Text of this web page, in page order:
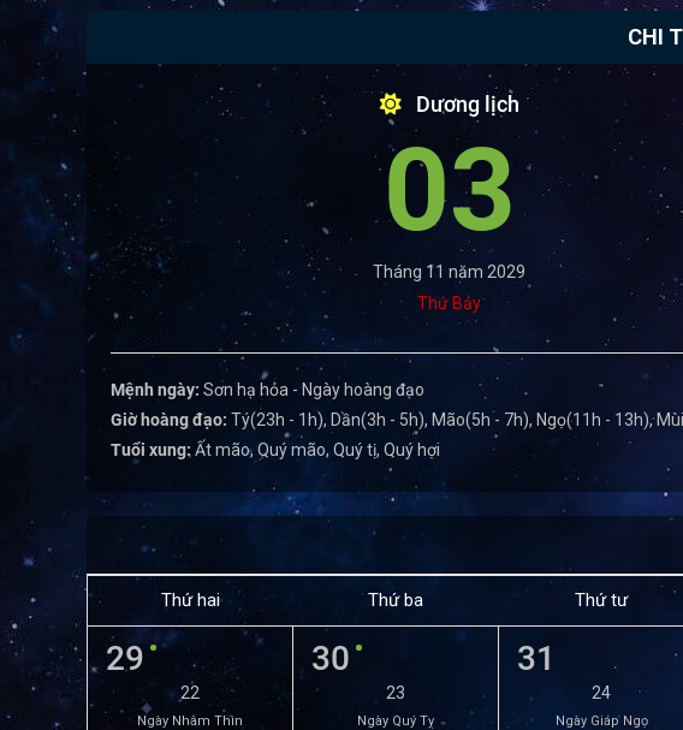
CHI
Dương lịch
03
Tháng 11 năm 2029
Thứ Bảy
Mệnh ngày: Sơn hạ hỏa - Ngày hoàng đạo
Giờ hoàng đạo: Tý(23h - 1h), Dần(3h - 5h), Mão(5h - 7h), Ngọ(11h - 13h),
Tuổi xung:Ất mão, Quý mão, Quý tị, Quý hợi
Thứ hai Thứ ba Thứ tư
29
22
Ngày Nhâm Thìn
30
23
Ngày Quý Tỵ
31
24
Ngày Giáp Ngọ